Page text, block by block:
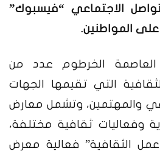
الاجتماعي “فيسبوك”
المواطنين.
الخرطوم عدد من
التي تقيمها الجهات
والمهتمين، وتشمل معارض
وفعاليات ثقافية مختلفة،
الثقافية” فعالية معرض